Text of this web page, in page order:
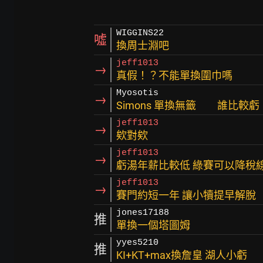
噓 WIGGINS22
換周士淵吧
→ jeff1013
真假！？不能單換圍巾嗎
→ Myosotis
Simons 單換無籤 誰比較虧
→ jeff1013
欸對欸
→ jeff1013
虧湯年薪比較低 綠賽可以降稅
→ jeff1013
賽門約短一年 讓小犢提早解脫
推 jones17188
單換一個塔圖姆
推 yyes5210
KI+KT+max換詹皇 湖人小虧